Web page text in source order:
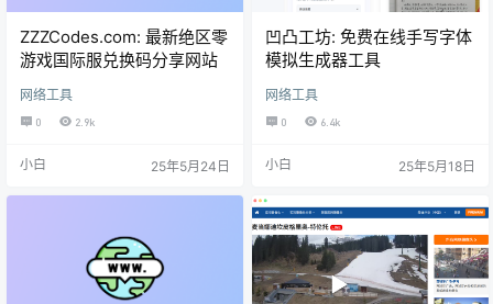
ZZZCodes.com: 最新绝区零
游戏国际服兑换码分享网站
网络工具
0 2.9k
小白 25年5月24日
凹凸工坊: 免费在线手写字体
模拟生成器工具
网络工具
0 6.4k
小白 25年5月18日